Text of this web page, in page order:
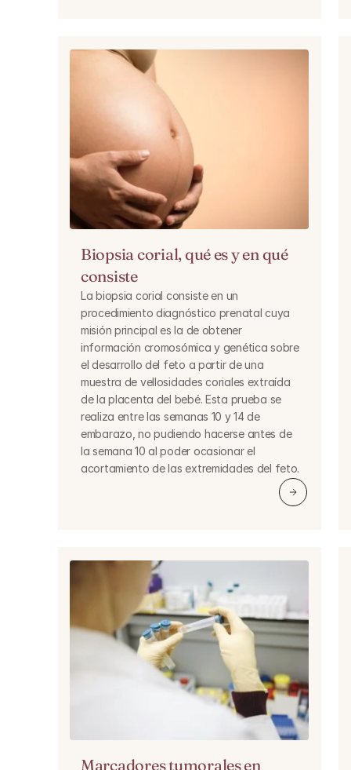
Biopsia corial, qué es y en qué
consiste
La biopsia corial consiste en un
procedimiento diagnóstico prenatal cuya
misión principal es la de obtener
información cromosómica y genética sobre
el desarrollo del feto a partir de una
muestra de vellosidades coriales extraída
de la placenta del bebé. Esta prueba se
realiza entre las semanas 10 y 14 de
embarazo, no pudiendo hacerse antes de
la semana 10 al poder ocasionar el
acortamiento de las extremidades del feto.
Marcadores tumorales en